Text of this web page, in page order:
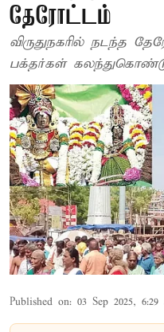
தேரோட்டம்
விருதுநகரில் நடந்த
பக்தர்கள்
Published on: 03 Sep 2025, 6:29